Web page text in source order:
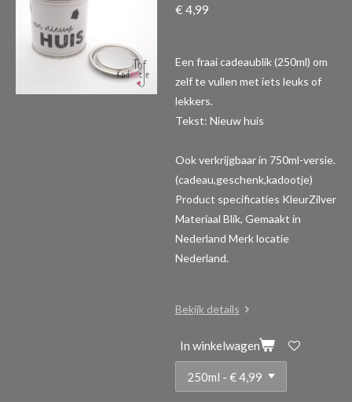
€ 4,99
Een fraai cadeaublik (250ml) om
zelf te vullen met iets leuks of
lekkers.
Tekst: Nieuw huis
Ook verkrijgbaar in 750ml-versie.
(cadeau,geschenk,kadootje)
Product specificaties KleurZilver
Materiaal Blik, Gemaakt in
Nederland Merk locatie
Nederland.
Bekijk details
In winkelwagen